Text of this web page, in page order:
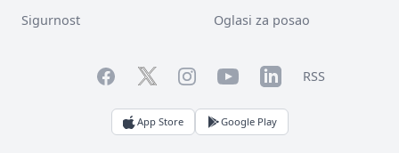
Sigurnost Oglasi za posao
FacebookTwitterInstagramYouTubeLinkedInRSS
App Store Google Play